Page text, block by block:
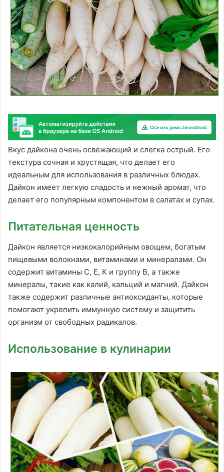
Вкус дайкона очень освежающий и слегка острый. Его
текстура сочная и хрустящая, что делает его
идеальным для использования в различных блюдах.
Дайкон имеет легкую сладость и нежный аромат, что
делает его популярным компонентом в салатах и супах.
Питательная ценность
Дайкон является низкокалорийным овощем, богатым
пищевыми волокнами, витаминами и минералами. Он
содержит витамины С, Е, К и группу В, а также
минералы, такие как калий, кальций и магний. Дайкон
также содержит различные антиоксиданты, которые
помогают укрепить иммунную систему и защитить
организм от свободных радикалов.
Использование в кулинарии